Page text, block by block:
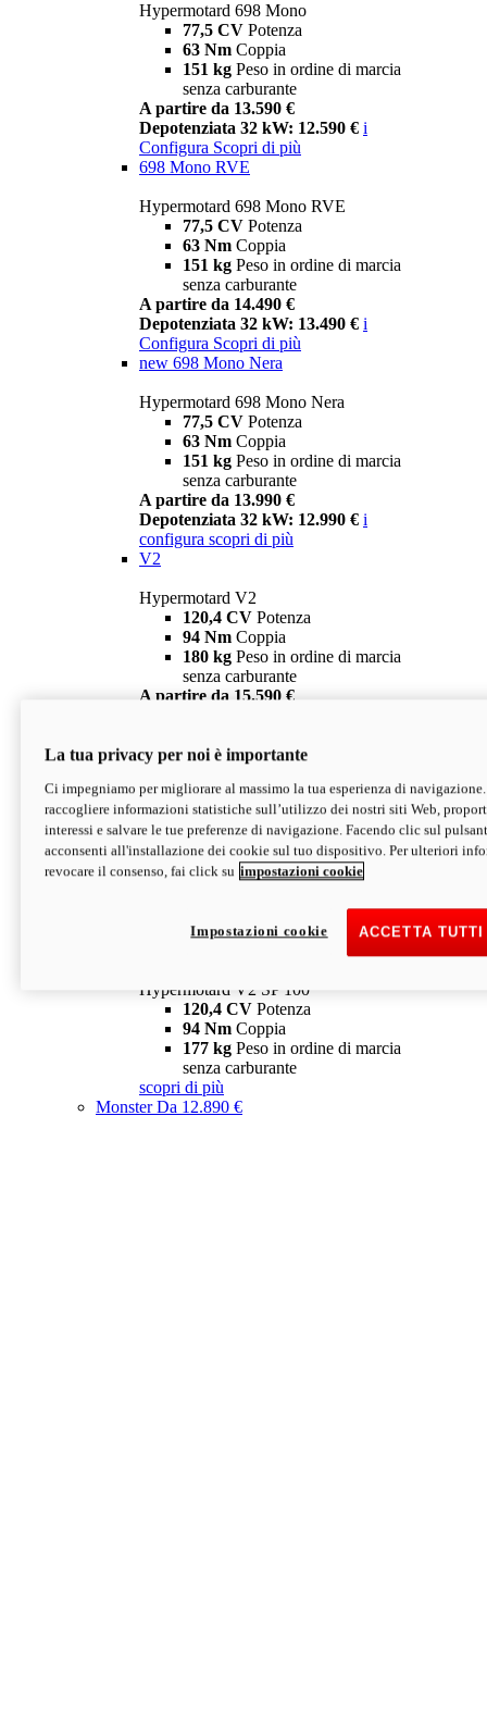
Hypermotard 698 Mono
77,5 CV Potenza
63 Nm Coppia
151 kg Peso in ordine di marcia
senza carburante
A partire da 13.590 €
Depotenziata 32 kW: 12.590 € i
Configura Scopri di più
698 Mono RVE
Hypermotard 698 Mono RVE
77,5 CV Potenza
63 Nm Coppia
151 kg Peso in ordine di marcia
senza carburante
A partire da 14.490 €
Depotenziata 32 kW: 13.490 € i
Configura Scopri di più
new 698 Mono Nera
Hypermotard 698 Mono Nera
77,5 CV Potenza
63 Nm Coppia
151 kg Peso in ordine di marcia
senza carburante
A partire da 13.990 €
Depotenziata 32 kW: 12.990 € i
configura scopri di più
V2
Hypermotard V2
120,4 CV Potenza
94 Nm Coppia
180 kg Peso in ordine di marcia
senza carburante
A partire da 15.590 €
V2 SP
Hypermotard V2 SP
120,4 CVPotenza
94 NmCoppia
177 kgPeso in ordine di marcia
senza carburante
Depotenziata 35 kW: 18.890 € i
configura scopri di più
Hypermotard V2 SP 100
120,4 CV Potenza
94 Nm Coppia
177 kg Peso in ordine di marcia
senza carburante
scopri di più
MonsterDa 12.890 €
La tua privacy per noi è importante
Ci impegniamo per migliorare al massimo la tua esperienza di
raccogliere informazioni statistiche sull’utilizzo dei nostri siti Web,
interessi e salvare le tue preferenze di navigazione. Facendo clic sul
acconsenti all'installazione dei cookie sul tuo dispositivo. Per ulteriori
revocare il consenso, fai click su impostazioni cookie
ACCETTA
Impostazioni cookie